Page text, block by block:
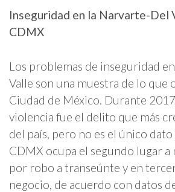
Inseguridad en la Narvarte-Del
CDMX
Los problemas de inseguridad
Valle son una muestra de lo que
Ciudad de México. Durante
violencia fue el delito que más
del país, pero no es el único
CDMX ocupa el segundo lugar a
por robo a transeúnte y en
negocio, de acuerdo con datos